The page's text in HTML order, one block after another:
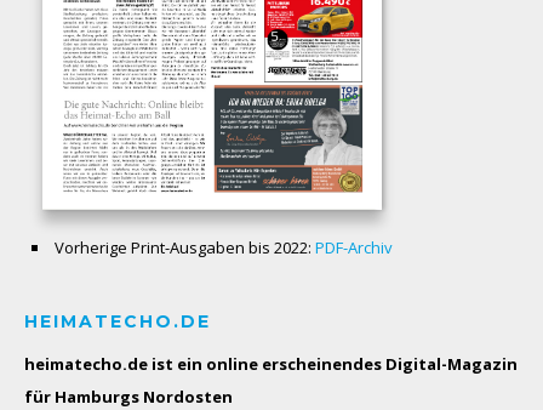
Vorherige Print-Ausgaben bis 2022: PDF-Archiv
HEIMATECHO.DE
heimatecho.de ist ein online erscheinendes Digital-Magazin
für Hamburgs Nordosten